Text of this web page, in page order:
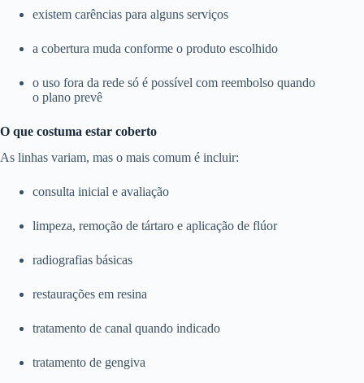
existem carências para alguns serviços
a cobertura muda conforme o produto escolhido
o uso fora da rede só é possível com reembolso quando
o plano prevê
O que costuma estar coberto
As linhas variam, mas o mais comum é incluir:
consulta inicial e avaliação
limpeza, remoção de tártaro e aplicação de flúor
radiografias básicas
restaurações em resina
tratamento de canal quando indicado
tratamento de gengiva